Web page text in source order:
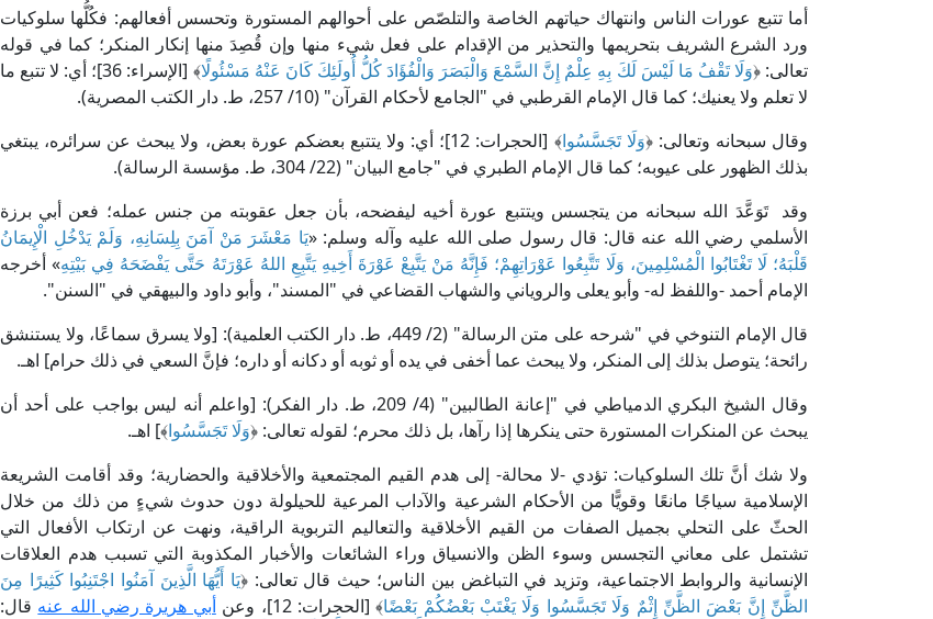
أما تتبع عورات الناس وانتهاك حياتهم الخاصة والتلصّص على أحوالهم المستورة وتحسس أفعالهم: فكُلُّها سلوكيات
ورد الشرع الشريف بتحريمها والتحذير من الإقدام على فعل شيء منها وإن قُصِدَ منها إنكار المنكر؛ كما في قوله
تعالى: ﴿وَلَا تَقْفُ مَا لَيْسَ لَكَ بِهِ عِلْمٌ إِنَّ السَّمْعَ وَالْبَصَرَ وَالْفُؤَادَ كُلُّ أُولَئِكَ كَانَ عَنْهُ مَسْئُولًا
﴾ [الإسراء: 36]؛ أي: لا تتبع ما
لا تعلم ولا يعنيك؛ كما قال الإمام القرطبي في "الجامع لأحكام القرآن" (10/ 257، ط. دار الكتب المصرية).
وقال سبحانه وتعالى: ﴿وَلَا تَجَسَّسُوا
﴾ [الحجرات: 12]؛ أي: ولا يتتبع بعضكم عورة بعض، ولا يبحث عن سرائره، يبتغي
بذلك الظهور على عيوبه؛ كما قال الإمام الطبري في "جامع البيان" (22/ 304، ط. مؤسسة الرسالة).
وقد تَوَعَّدَ الله سبحانه من يتجسس ويتتبع عورة أخيه ليفضحه، بأن جعل عقوبته من جنس عمله؛ فعن أبي برزة
الأسلمي رضي الله عنه قال: قال رسول صلى الله عليه وآله وسلم: «يَا مَعْشَرَ مَنْ آمَنَ بِلِسَانِهِ، وَلَمْ يَدْخُلِ الْإِيمَانُ
قَلْبَهُ؛ لَا تَغْتَابُوا الْمُسْلِمِينَ، وَلَا تَتَّبِعُوا عَوْرَاتِهِمْ؛ فَإِنَّهُ مَنْ يَتَّبِعْ عَوْرَةَ أَخِيهِ يَتَّبِعِ اللهُ عَوْرَتَهُ حَتَّى يَفْضَحَهُ فِي بَيْتِهِ» أخرجه
الإمام أحمد -واللفظ له- وأبو يعلى والروياني والشهاب القضاعي في "المسند"، وأبو داود والبيهقي في "السنن".
قال الإمام التنوخي في "شرحه على متن الرسالة" (2/ 449، ط. دار الكتب العلمية): [ولا يسرق سماعًا، ولا يستنشق
رائحة؛ يتوصل بذلك إلى المنكر، ولا يبحث عما أخفى في يده أو ثوبه أو دكانه أو داره؛ فإنَّ السعي في ذلك حرام] اهـ.
وقال الشيخ البكري الدمياطي في "إعانة الطالبين" (4/ 209، ط. دار الفكر): [واعلم أنه ليس بواجب على أحد أن
يبحث عن المنكرات المستورة حتى ينكرها إذا رآها، بل ذلك محرم؛ لقوله تعالى: ﴿وَلَا تَجَسَّسُوا﴾] اهـ.
ولا شك أنَّ تلك السلوكيات: تؤدي -لا محالة- إلى هدم القيم المجتمعية والأخلاقية والحضارية؛ وقد أقامت الشريعة
الإسلامية سياجًا مانعًا وقويًّا من الأحكام الشرعية والآداب المرعية للحيلولة دون حدوث شيءٍ من ذلك من خلال
الحثّ على التحلي بجميل الصفات من القيم الأخلاقية والتعاليم التربوية الراقية، ونهت عن ارتكاب الأفعال التي
تشتمل على معاني التجسس وسوء الظن والانسياق وراء الشائعات والأخبار المكذوبة التي تسبب هدم العلاقات
الإنسانية والروابط الاجتماعية، وتزيد في التباغض بين الناس؛ حيث قال تعالى: ﴿يَا أَيُّهَا الَّذِينَ آمَنُوا اجْتَنِبُوا كَثِيرًا مِنَ
الظَّنِّ إِنَّ بَعْضَ الظَّنِّ إِثْمٌ وَلَا تَجَسَّسُوا وَلَا يَغْتَبْ بَعْضُكُمْ بَعْضًا﴾ [الحجرات: 12]، وعن أبي هريرة رضي الله عنه قال: